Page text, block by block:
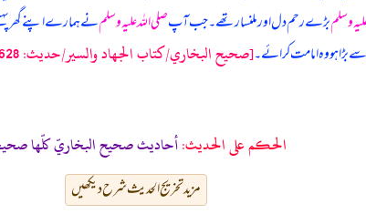
وسلمبڑے رحم دل اور ملنسار تھے۔ جب آپصلی اللہ علیہ وسلمنے ہمارے اپنے گھر
بڑا ہو وہ امامت کرائے۔[صحيح البخاري/كتاب الجهاد والسير/حدیث: 628]
الحكم على الحديث:أحاديث صحيح البخاريّ كلّها
مزید تخریج الحدیث شرح دیکھیں